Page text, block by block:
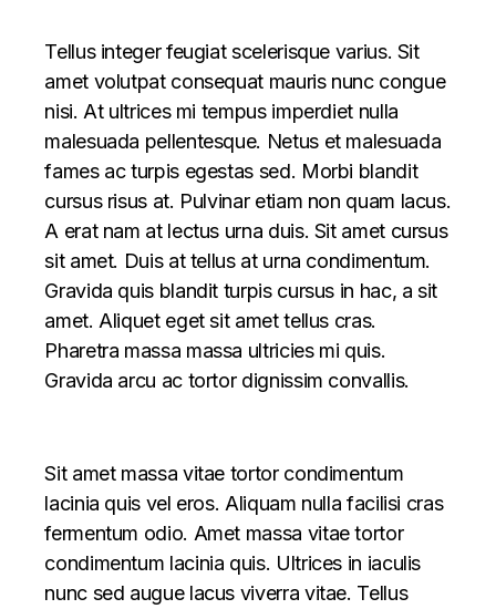
Tellus integer feugiat scelerisque varius. Sit
amet volutpat consequat mauris nunc congue
nisi. At ultrices mi tempus imperdiet nulla
malesuada pellentesque. Netus et malesuada
fames ac turpis egestas sed. Morbi blandit
cursus risus at. Pulvinar etiam non quam lacus.
A erat nam at lectus urna duis. Sit amet cursus
sit amet. Duis at tellus at urna condimentum.
Gravida quis blandit turpis cursus in hac, a sit
amet. Aliquet eget sit amet tellus cras.
Pharetra massa massa ultricies mi quis.
Gravida arcu ac tortor dignissim convallis.
Sit amet massa vitae tortor condimentum
lacinia quis vel eros. Aliquam nulla facilisi cras
fermentum odio. Amet massa vitae tortor
condimentum lacinia quis. Ultrices in iaculis
nunc sed augue lacus viverra vitae. Tellus